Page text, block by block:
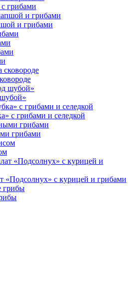
грибами
и грибами
с грибами и селедкой
грибами
«Подсолнух» с курицей и грибами